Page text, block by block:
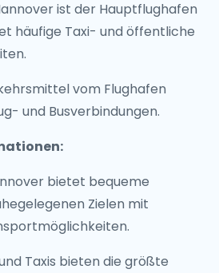
ist der Hauptflughafen
häufige Taxi- und öffentliche
vom Flughafen
und Busverbindungen.
bietet bequeme
Zielen mit
Taxis bieten die größte